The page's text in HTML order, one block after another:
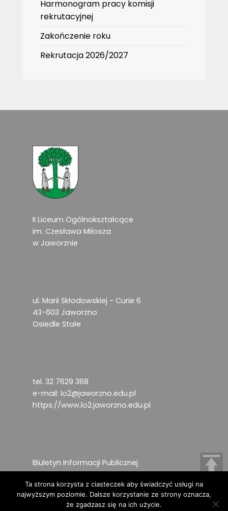
Harmonogram pracy komisji
rekrutacyjnej
Zakończenie roku
Rekrutacja 2026/2027
II Liceum Ogólnokształcące
im. Czesława Miłosza
w Jaworznie
ul. Marii Skłodowskiej - Curie 6
43-603 Jaworzno
Osiedle Stałe
tel. 32 7629 368
e-mail: lo2@jaworzno.edu.pl
https://www.lo2.jaworzno.edu.pl
Biuletyn Informacji Publicznej
Deklaracja dostępności
Ochrona danych osobowych
Ta strona korzysta z ciasteczek aby świadczyć usługi na
najwyższym poziomie. Dalsze korzystanie ze strony oznacza,
że zgadzasz się na ich użycie.